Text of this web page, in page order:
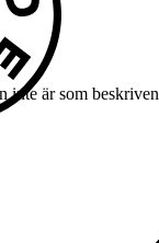
inte är som beskriven